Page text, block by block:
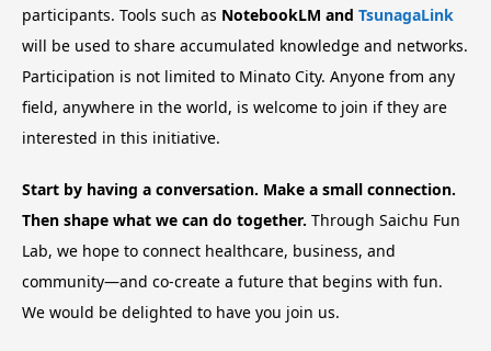
participants. Tools such as NotebookLM and TsunagaLink
will be used to share accumulated knowledge and networks.
Participation is not limited to Minato City. Anyone from any
field, anywhere in the world, is welcome to join if they are
interested in this initiative.
Start by having a conversation. Make a small connection.
Then shape what we can do together. Through Saichu Fun
Lab, we hope to connect healthcare, business, and
community—and co-create a future that begins with fun.
We would be delighted to have you join us.